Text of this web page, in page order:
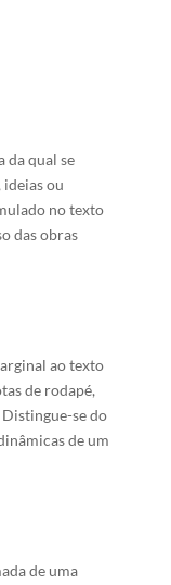
da qual se
ou
no texto
das obras
ao texto
de rodapé,
se do
de um
de uma